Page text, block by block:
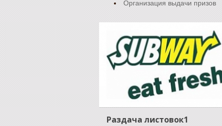
Организация выдачи призов
Раздача листовок1